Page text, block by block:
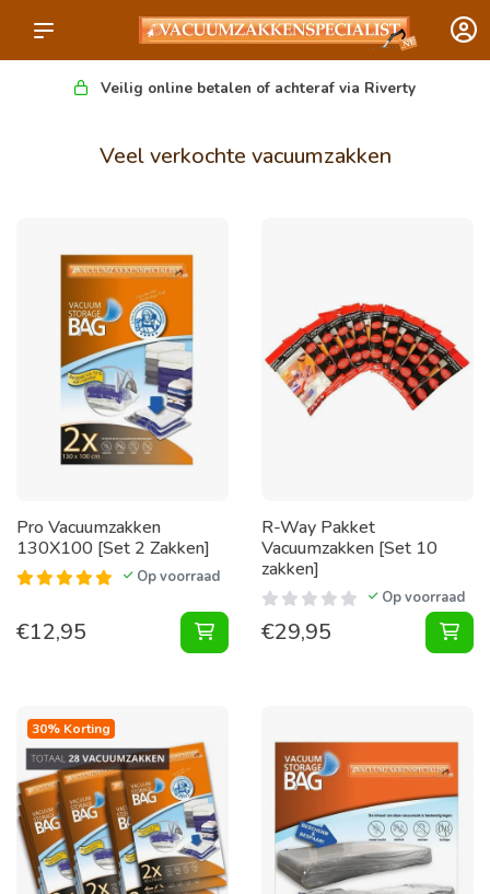
Veilig online betalen of achteraf via Riverty
Veel verkochte vacuumzakken
Pro Vacuumzakken
130X100 [Set 2 Zakken]
Op voorraad
€12,95 Vacuumzakken 130X100 [Set 2
R-Way Pakket
Vacuumzakken [Set 10
zakken]
Op voorraad
€29,95
30% Korting